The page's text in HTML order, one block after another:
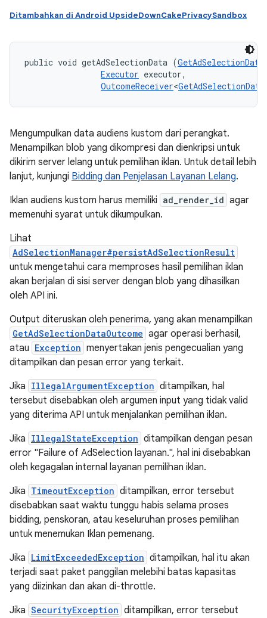
Ditambahkan di Android UpsideDownCakePrivacySandbox
public void getAdSelectionData (
Executor executor,
OutcomeReceiver<
Mengumpulkan data audiens kustom dari perangkat.
Menampilkan blob yang dikompresi dan dienkripsi untuk
dikirim server lelang untuk pemilihan iklan. Untuk detail lebih
lanjut, kunjungi Bidding dan Penjelasan Layanan Lelang.
Iklan audiens kustom harus memiliki ad_render_id agar
memenuhi syarat untuk dikumpulkan.
Lihat
AdSelectionManager#persistAdSelectionResult
untuk mengetahui cara memproses hasil pemilihan iklan
akan berjalan di sisi server dengan blob yang dihasilkan
oleh API ini.
Output diteruskan oleh penerima, yang akan menampilkan
GetAdSelectionDataOutcome agar operasi berhasil,
atau Exception menyertakan jenis pengecualian yang
ditampilkan dan pesan error yang terkait.
Jika IllegalArgumentException ditampilkan, hal
tersebut disebabkan oleh argumen input yang tidak valid
yang diterima API untuk menjalankan pemilihan iklan.
Jika IllegalStateException ditampilkan dengan pesan
error "Failure of AdSelection layanan.", hal ini disebabkan
oleh kegagalan internal layanan pemilihan iklan.
Jika TimeoutException ditampilkan, error tersebut
disebabkan saat waktu tunggu habis selama proses
bidding, penskoran, atau keseluruhan proses pemilihan
untuk menemukan Iklan pemenang.
Jika LimitExceededException ditampilkan, hal itu akan
terjadi saat paket panggilan melebihi batas kapasitas
yang diizinkan dan akan di-throttle.
Jika SecurityException ditampilkan, error tersebut